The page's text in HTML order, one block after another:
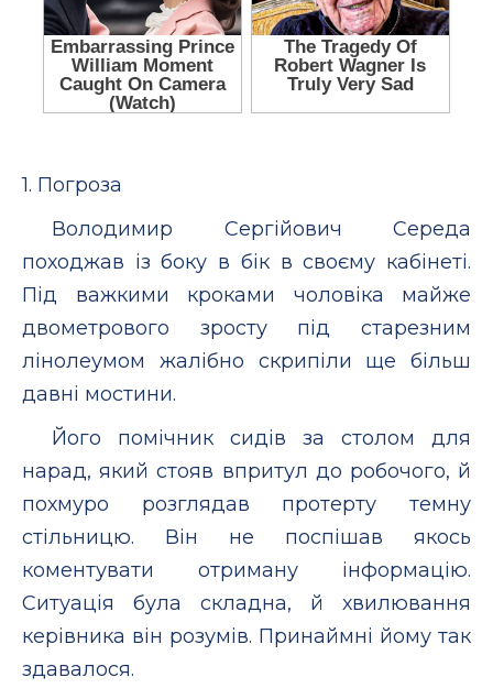
1. Погроза
Володимир Сергійович Середа
походжав із боку в бік в своєму кабінеті.
Під важкими кроками чоловіка майже
двометрового зросту під старезним
лінолеумом жалібно скрипіли ще більш
давні мостини.
Його помічник сидів за столом для
нарад, який стояв впритул до робочого, й
похмуро розглядав протерту темну
стільницю. Він не поспішав якось
коментувати отриману інформацію.
Ситуація була складна, й хвилювання
керівника він розумів. Принаймні йому так
здавалося.